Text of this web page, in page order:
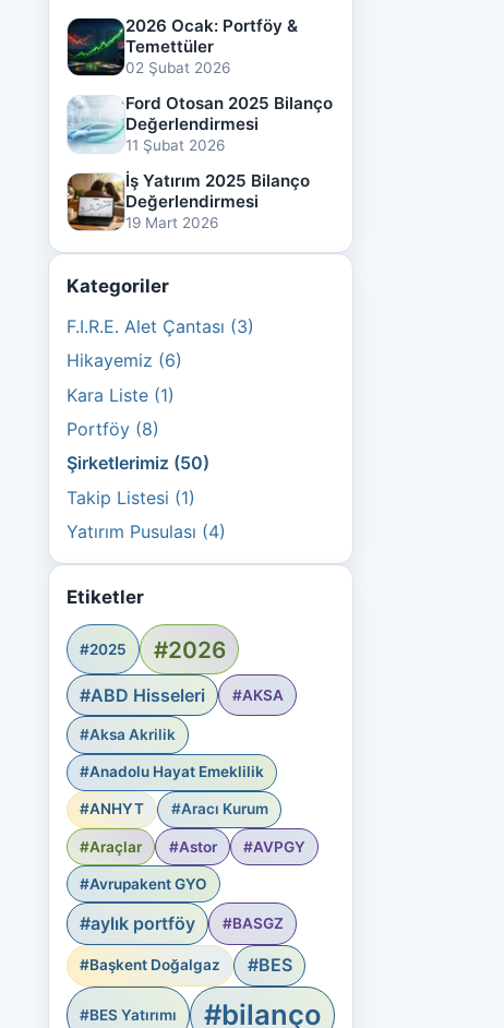
2026 Ocak: Portföy &
Temettüler
02 Şubat 2026
Ford Otosan 2025 Bilanço
Değerlendirmesi
11 Şubat 2026
İş Yatırım 2025 Bilanço
Değerlendirmesi
19 Mart 2026
Kategoriler
F.I.R.E. Alet Çantası (3)
Hikayemiz (6)
Kara Liste (1)
Portföy (8)
Şirketlerimiz (50)
Takip Listesi (1)
Yatırım Pusulası (4)
Etiketler
#2025 #2026
#ABD Hisseleri #AKSA
#Aksa Akrilik
#Anadolu Hayat Emeklilik
#ANHYT #Aracı Kurum
#Araçlar #Astor #AVPGY
#Avrupakent GYO
#aylık portföy #BASGZ
#Başkent Doğalgaz #BES
#BES Yatırımı #bilanço